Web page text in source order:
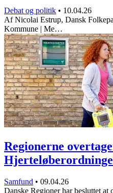
Debat og politik • 10.04.26
Af Nicolai Estrup, Dansk
Kommune | Me…
Regionerne
Samfund • 09.04.26
Danske Regioner har besluttet